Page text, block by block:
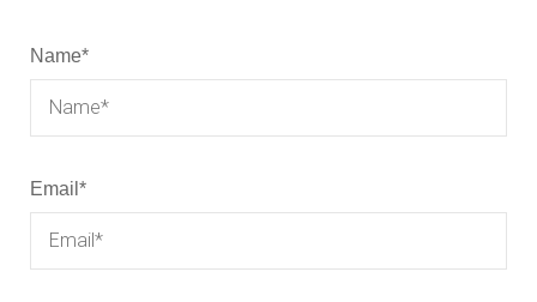
Name*
Email *